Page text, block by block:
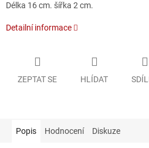
Délka 16 cm. šířka 2 cm.
Detailní informace
ZEPTAT SE HLÍDAT
Popis Hodnocení Diskuze